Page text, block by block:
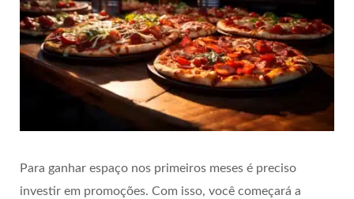
Para ganhar espaço nos primeiros meses é preciso
investir em promoções. Com isso, você começará a